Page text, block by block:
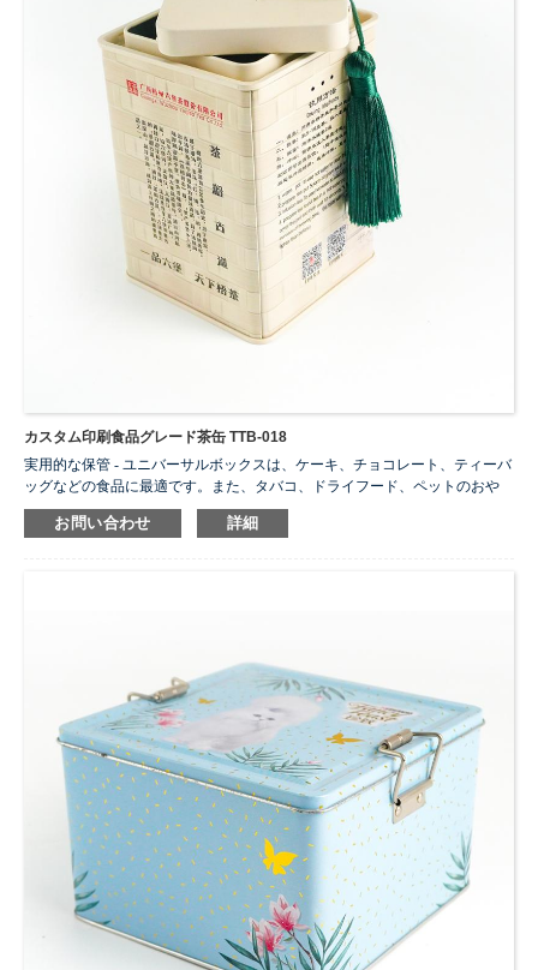
クト、親子アクティビティ、アートクラブ、休日の使用に適しています。
カスタム印刷食品グレード茶缶 TTB-018
実用的な保管 - ユニバーサルボックスは、ケーキ、チョコレート、ティーバ
ッグなどの食品に最適です。また、タバコ、ドライフード、ペットのおや
つなど、オフィス資料、裁縫アクセサリー、写真、絵、はがき、伝票、エ
ラリー、化粧品、工芸品アクセサリー、ペーパークリップやボタンなども
お問い合わせ 詳細